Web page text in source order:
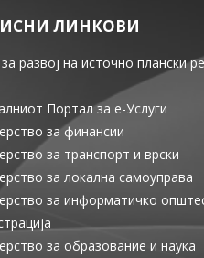
ЛИНКОВИ
развој на источно плански
Портал за е-Услуги
за финансии
за транспорт и врски
за локална самоуправа
за информатичко
за образование и наука